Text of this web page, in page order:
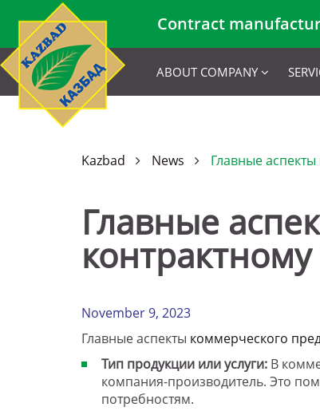
Contract
ABOUT COMPANY
Kazbad News Главные
Главные
November 9, 2023
Главные аспекты коммерческого
Тип продукции или услуги: В
компания-производитель. Это
потребностям.